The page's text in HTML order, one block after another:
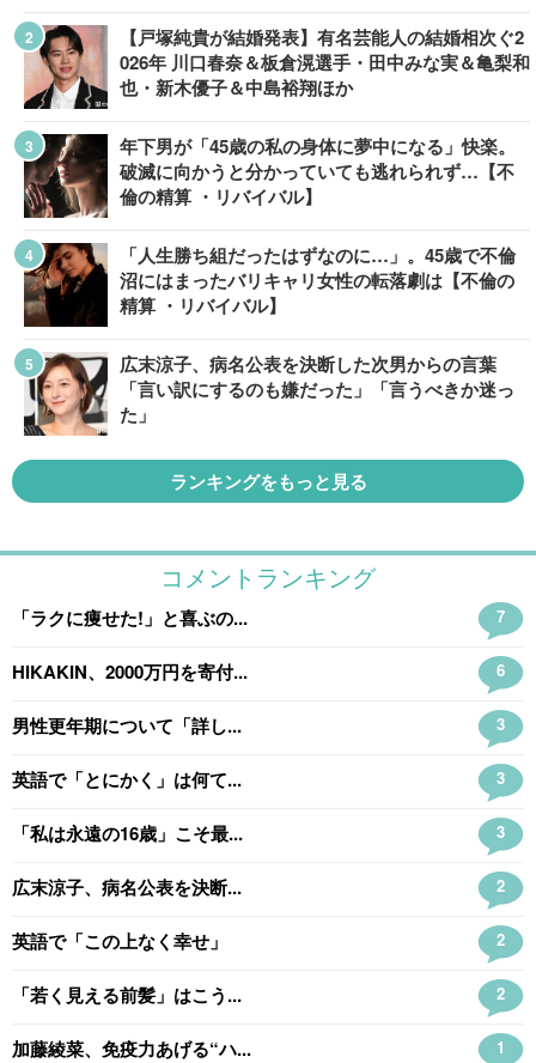
【戸塚純貴が結婚発表】有名芸能人の結婚相次ぐ2
026年 川口春奈＆板倉滉選手・田中みな実＆亀梨和
也・新木優子＆中島裕翔ほか
年下男が「45歳の私の身体に夢中になる」快楽。
破滅に向かうと分かっていても逃れられず…【不
倫の精算 ・リバイバル】
「人生勝ち組だったはずなのに…」。45歳で不倫
沼にはまったバリキャリ女性の転落劇は【不倫の
精算 ・リバイバル】
広末涼子、病名公表を決断した次男からの言葉
「言い訳にするのも嫌だった」「言うべきか迷っ
た」
ランキングをもっと見る